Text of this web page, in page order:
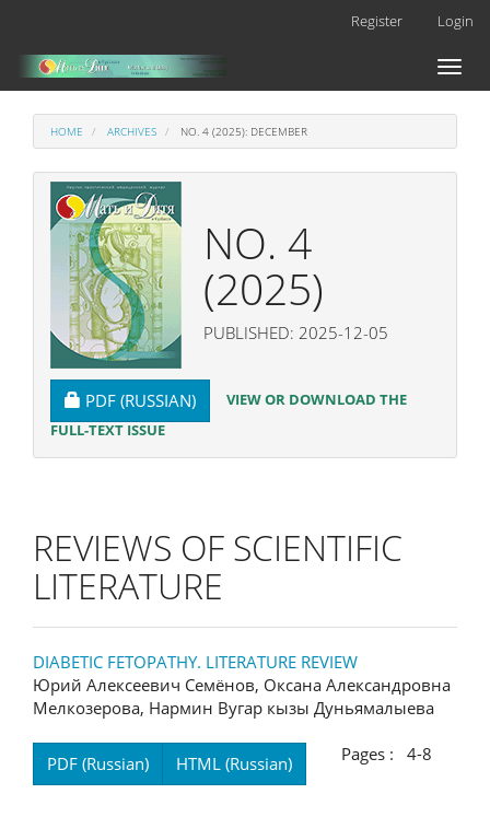
Main
Content
Register Login
Toggle
HOME ARCHIVES NO. 4 (2025): DECEMBER
NO. 4
(2025)
PUBLISHED: 2025-12-05
REQUIRES SUBSCRIPTION
PDF (RUSSIAN)
VIEW OR DOWNLOAD THE
FULL-TEXT ISSUE
REVIEWS OF SCIENTIFIC
LITERATURE
DIABETIC FETOPATHY. LITERATURE REVIEW
Юрий Алексеевич Семёнов, Оксана Александровна
Мелкозерова, Нармин Вугар кызы Дуньямалыева
PDF (Russian) HTML (Russian) Pages : 4-8